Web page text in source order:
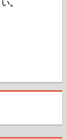
。